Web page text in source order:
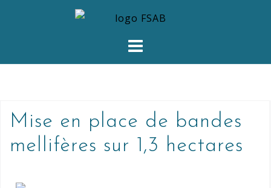
Mise en place de bandes
mellifères sur 1,3 hectares